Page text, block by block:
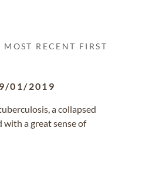
MOST RECENT FIRST
01/2019
a collapsed
with a great sense of